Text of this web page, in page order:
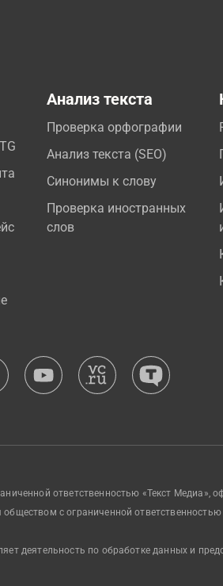
Анализ текста
Проверка орфографии
Анализ текста (SEO)
Синонимы к слову
Проверка иностранных
слов
ответственностью «Текст Медиа»,
обществом с ограниченной
деятельность по обработке данных и